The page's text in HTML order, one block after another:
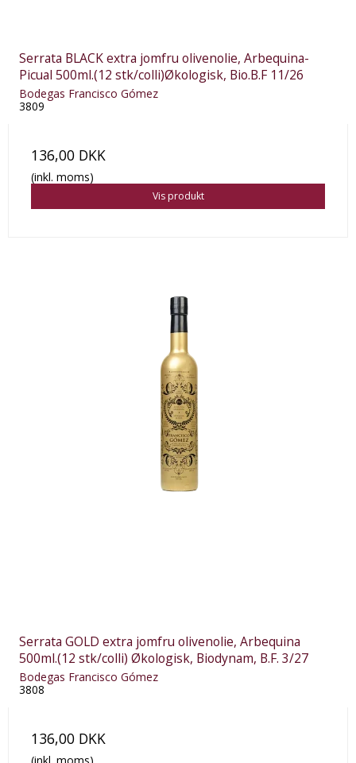
Serrata BLACK extra jomfru olivenolie, Arbequina-
Picual 500ml.(12 stk/colli)Økologisk, Bio.B.F 11/26
Bodegas Francisco Gómez
3809
136,00 DKK
(inkl. moms)
Vis produkt
Serrata GOLD extra jomfru olivenolie, Arbequina
500ml.(12 stk/colli) Økologisk, Biodynam, B.F. 3/27
Bodegas Francisco Gómez
3808
136,00 DKK